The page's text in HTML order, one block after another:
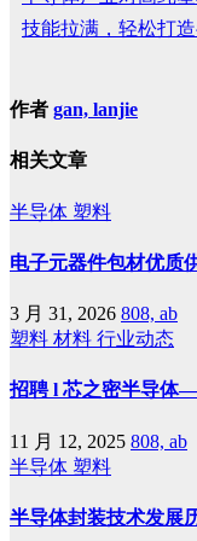
技能拉满，轻松打
作者 gan, lanjie
相关文章
半导体 塑料
电子元器件包材优质
3 月 31, 2026 808, ab
塑料 材料 行业动态
招聘 l 芯之密半导体
11 月 12, 2025 808, ab
半导体 塑料
半导体封装技术发展